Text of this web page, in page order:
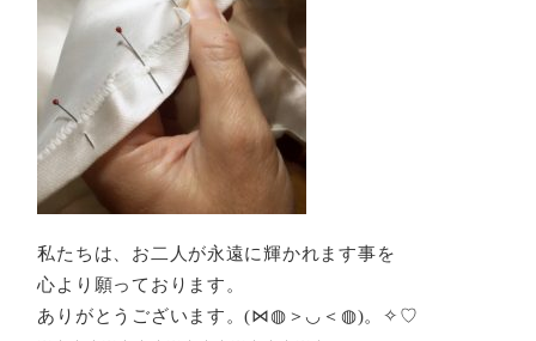
私たちは、お二人が永遠に輝かれます事を
心より願っております。
ありがとうございます。(⋈◍＞◡＜◍)。✧♡